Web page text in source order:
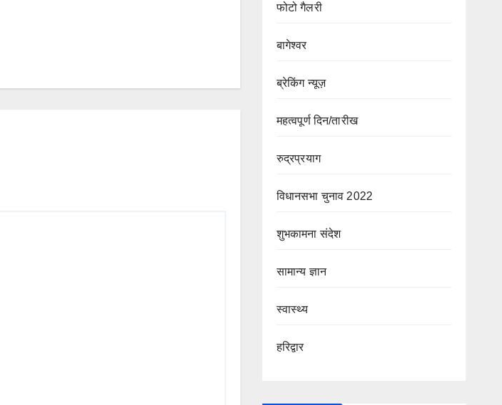
फोटो गैलरी
बागेश्वर
ब्रेकिंग न्यूज़
महत्वपूर्ण दिन/तारीख
रुद्रप्रयाग
विधानसभा चुनाव 2022
शुभकामना संदेश
सामान्य ज्ञान
स्वास्थ्य
हरिद्वार